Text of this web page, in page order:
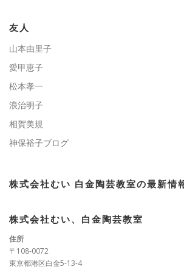
ー
友人
山本由里子
愛甲恵子
松本孝一
浪治明子
相賀美規
神保裕子ブログ
株式会社むい 白金陶芸教室の最新情
株式会社むい、白金陶芸教室
住所
〒108-0072
東京都港区白金5-13-4